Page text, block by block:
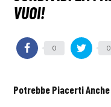
0 0
Potrebbe Piacerti Anche